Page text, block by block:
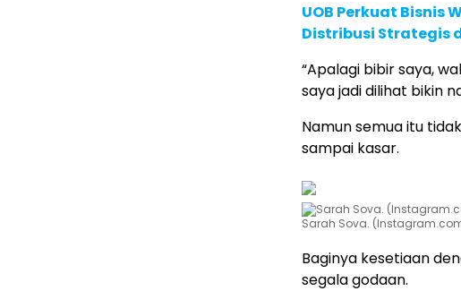
UOB Perkuat Bisnis
Distribusi Strategis
“Apalagi bibir saya,
saya jadi dilihat bikin
Namun semua itu
sampai kasar.
Sarah Sova.
Baginya kesetiaan
segala godaan.